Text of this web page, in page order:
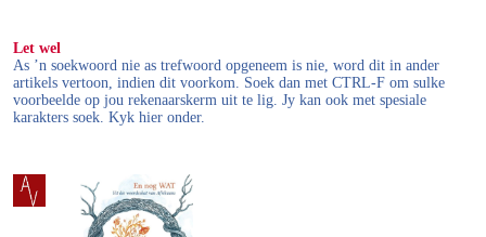
Let wel
As ’n soekwoord nie as trefwoord opgeneem is nie, word dit in ander
artikels vertoon, indien dit voorkom. Soek dan met CTRL-F om sulke
voorbeelde op jou rekenaarskerm uit te lig. Jy kan ook met spesiale
karakters soek. Kyk hier onder.